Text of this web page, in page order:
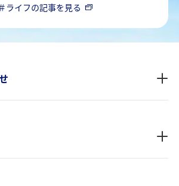
ライフの記事を見る